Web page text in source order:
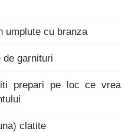
umplute cu branza
de garnituri
prepari pe loc ce
clatite